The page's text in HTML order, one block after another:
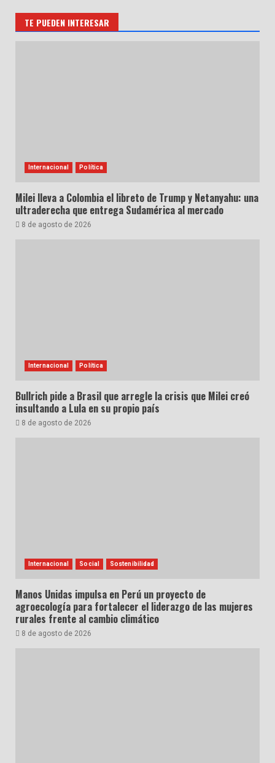
TE PUEDEN INTERESAR
Internacional Política
Milei lleva a Colombia el libreto de Trump y Netanyahu: una
ultraderecha que entrega Sudamérica al mercado
8 de agosto de 2026
Internacional Política
Bullrich pide a Brasil que arregle la crisis que Milei creó
insultando a Lula en su propio país
8 de agosto de 2026
Internacional Social Sostenibilidad
Manos Unidas impulsa en Perú un proyecto de
agroecología para fortalecer el liderazgo de las mujeres
rurales frente al cambio climático
8 de agosto de 2026